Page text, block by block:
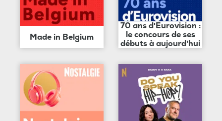
Made in Belgium
70 ans d'Eurovision :
le concours de ses
débuts à aujourd'hui